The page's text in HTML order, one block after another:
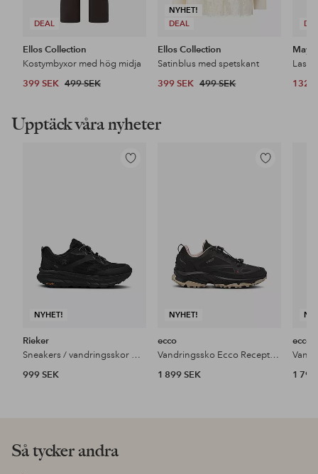
DEAL
Ellos Collection
Kostymbyxor med hög midja
399 SEK 499 SEK
NYHET!
DEAL
Ellos Collection
Satinblus med spetskant
399 SEK 499 SEK 132
Upptäck våra nyheter
NYHET!
Lägg
Rieker
Sneakers / vandringsskor U4502-00
999 SEK
NYHET!
Lägg
ecco
Vandringssko Ecco Receptor XP W
1 899 SEK
ecco
1 799
Så tycker andra